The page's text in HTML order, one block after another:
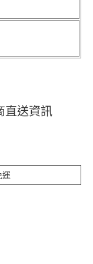
直送資訊
運